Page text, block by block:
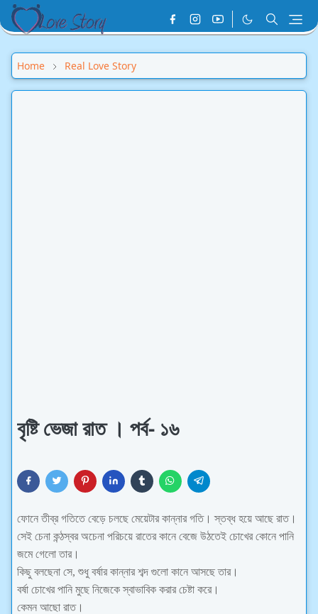
Home Real Love Story
বৃষ্টি ভেজা রাত । পর্ব- ১৬
ফোনে তীব্র গতিতে বেড়ে চলছে মেয়েটার কান্নার গতি। স্তব্ধ হয়ে আছে রাত।
সেই চেনা কন্ঠস্বর অচেনা পরিচয়ে রাতের কানে বেজে উঠতেই চোখের কোনে পানি
জমে গেলো তার।
কিছু বলছেনা সে, শুধু বর্ষার কান্নার শব্দ গুলো কানে আসছে তার।
বর্ষা চোখের পানি মুছে নিজেকে স্বাভাবিক করার চেষ্টা করে।
কেমন আছো রাত।